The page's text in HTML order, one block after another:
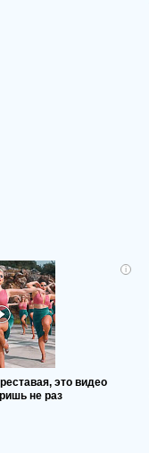
i
это видео
не раз